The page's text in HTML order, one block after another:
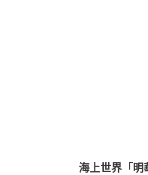
海上世界「明